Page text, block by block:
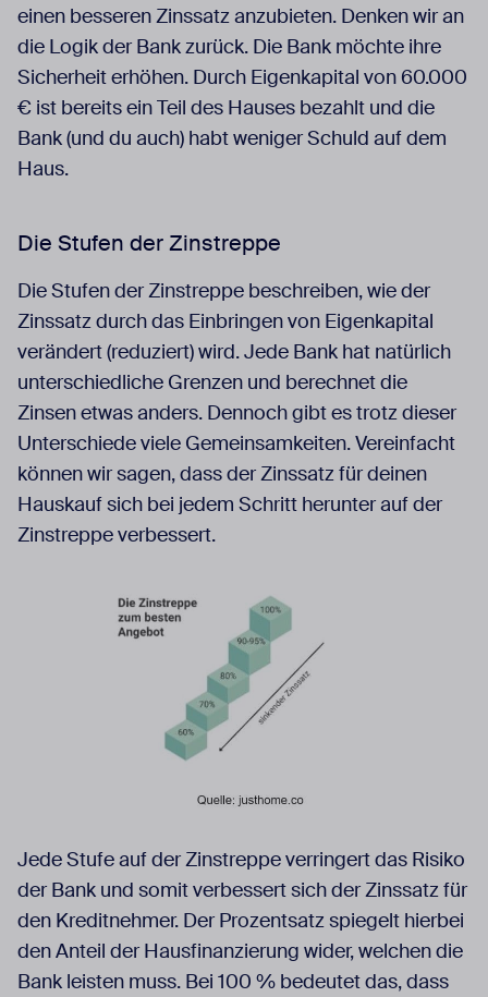
einen besseren Zinssatz anzubieten. Denken wir an
die Logik der Bank zurück. Die Bank möchte ihre
Sicherheit erhöhen. Durch Eigenkapital von 60.000
€ ist bereits ein Teil des Hauses bezahlt und die
Bank (und du auch) habt weniger Schuld auf dem
Haus.
Die Stufen der Zinstreppe
Die Stufen der Zinstreppe beschreiben, wie der
Zinssatz durch das Einbringen von Eigenkapital
verändert (reduziert) wird. Jede Bank hat natürlich
unterschiedliche Grenzen und berechnet die
Zinsen etwas anders. Dennoch gibt es trotz dieser
Unterschiede viele Gemeinsamkeiten. Vereinfacht
können wir sagen, dass der Zinssatz für deinen
Hauskauf sich bei jedem Schritt herunter auf der
Zinstreppe verbessert.
Jede Stufe auf der Zinstreppe verringert das Risiko
der Bank und somit verbessert sich der Zinssatz für
den Kreditnehmer. Der Prozentsatz spiegelt hierbei
den Anteil der Hausfinanzierung wider, welchen die
Bank leisten muss. Bei 100 % bedeutet das, dass